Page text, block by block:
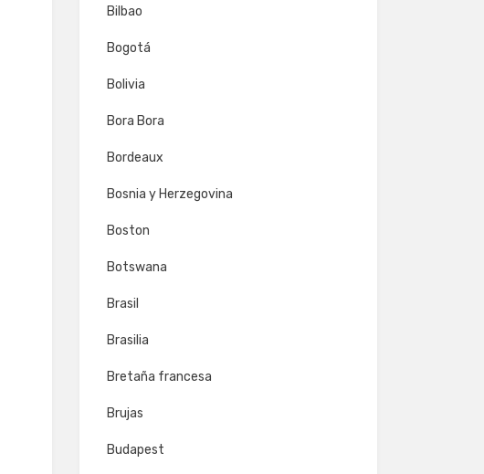
Bilbao
Bogotá
Bolivia
Bora Bora
Bordeaux
Bosnia y Herzegovina
Boston
Botswana
Brasil
Brasilia
Bretaña francesa
Brujas
Budapest